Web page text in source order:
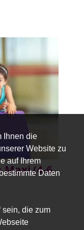
Ihnen die
Website zu
auf Ihrem
Daten
sein, die zum
Maxi (4-6